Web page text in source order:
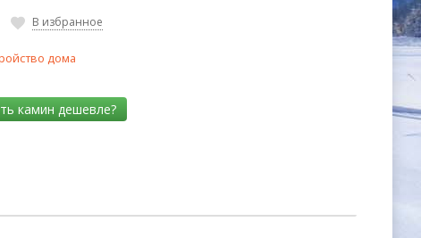
В избранное
дома